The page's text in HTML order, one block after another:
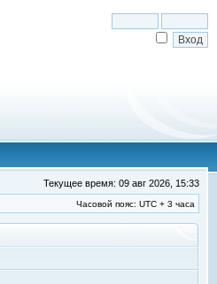
Текущее время: 09 авг 2026, 15:33
Часовой пояс: UTC + 3 часа